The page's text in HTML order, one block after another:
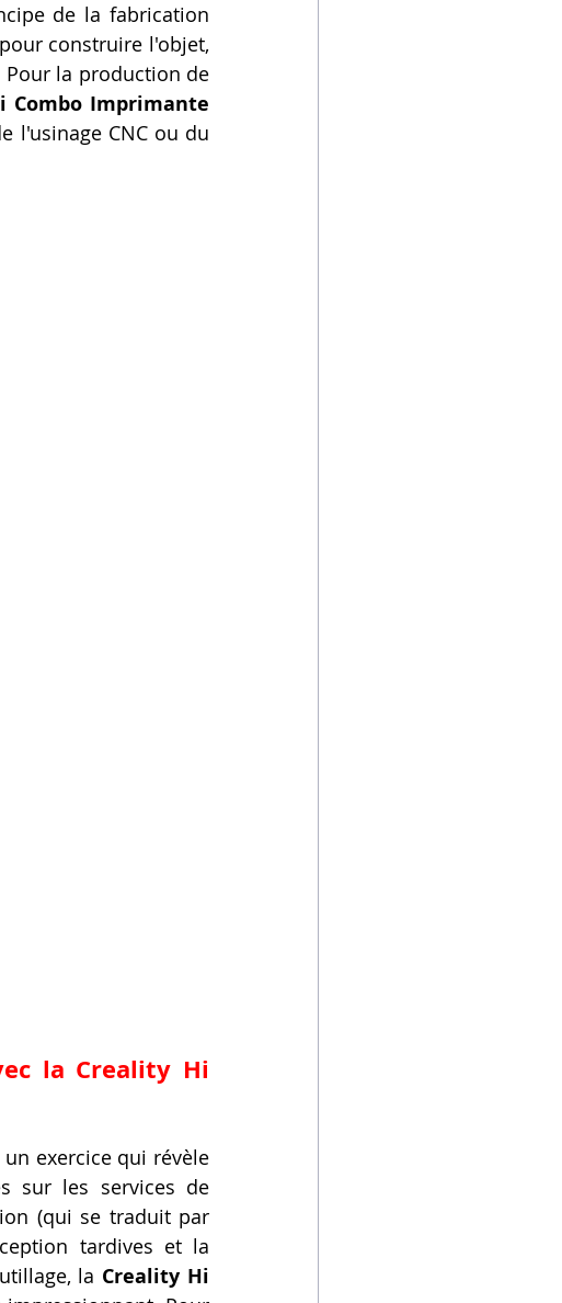
de la fabrication
construire l'objet,
la production de
Combo Imprimante
l'usinage CNC ou du
la Creality Hi
un exercice qui révèle
sur les services de
(qui se traduit par
tardives et la
la Creality Hi